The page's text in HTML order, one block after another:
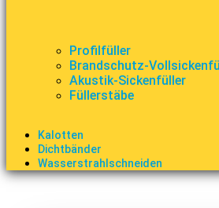
Profilfüller
Brandschutz-
Akustik-Sickenfüller
Füllerstäbe
Kalotten
Dichtbänder
Wasserstrahlschneiden